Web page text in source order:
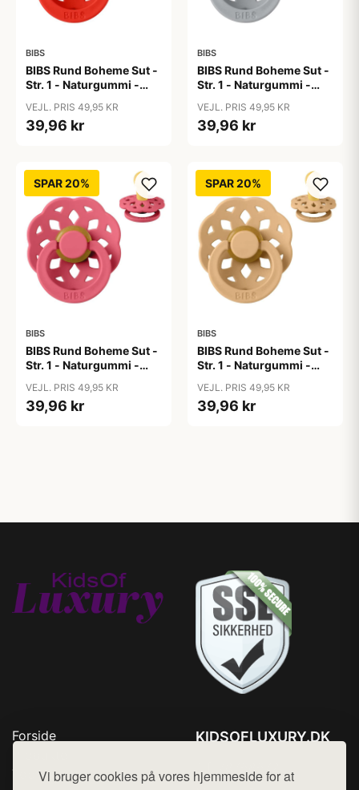
Vi bruger cookies på vores hjemmeside for at
BIBS
BIBS Rund Boheme Sut -
Str. 1 - Naturgummi -
VEJL. PRIS 49,95 KR
39,96 kr
BIBS
BIBS Rund Boheme Sut -
Str. 1 - Naturgummi -
VEJL. PRIS 49,95 KR
39,96 kr
SPAR 20%
BIBS
BIBS Rund Boheme Sut -
Str. 1 - Naturgummi -
VEJL. PRIS 49,95 KR
39,96 kr
SPAR 20%
BIBS
BIBS Rund Boheme Sut -
Str. 1 - Naturgummi -
VEJL. PRIS 49,95 KR
39,96 kr
Forside
Top Rabatter
KIDSOFLUXURY.DK